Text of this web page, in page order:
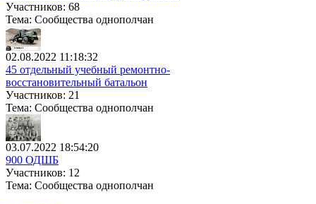
Участников: 68
Тема: Сообщества однополчан
02.08.2022 11:18:32
45 отдельный учебный ремонтно-
восстановительный батальон
Участников: 21
Тема: Сообщества однополчан
03.07.2022 18:54:20
900 ОДШБ
Участников: 12
Тема: Сообщества однополчан